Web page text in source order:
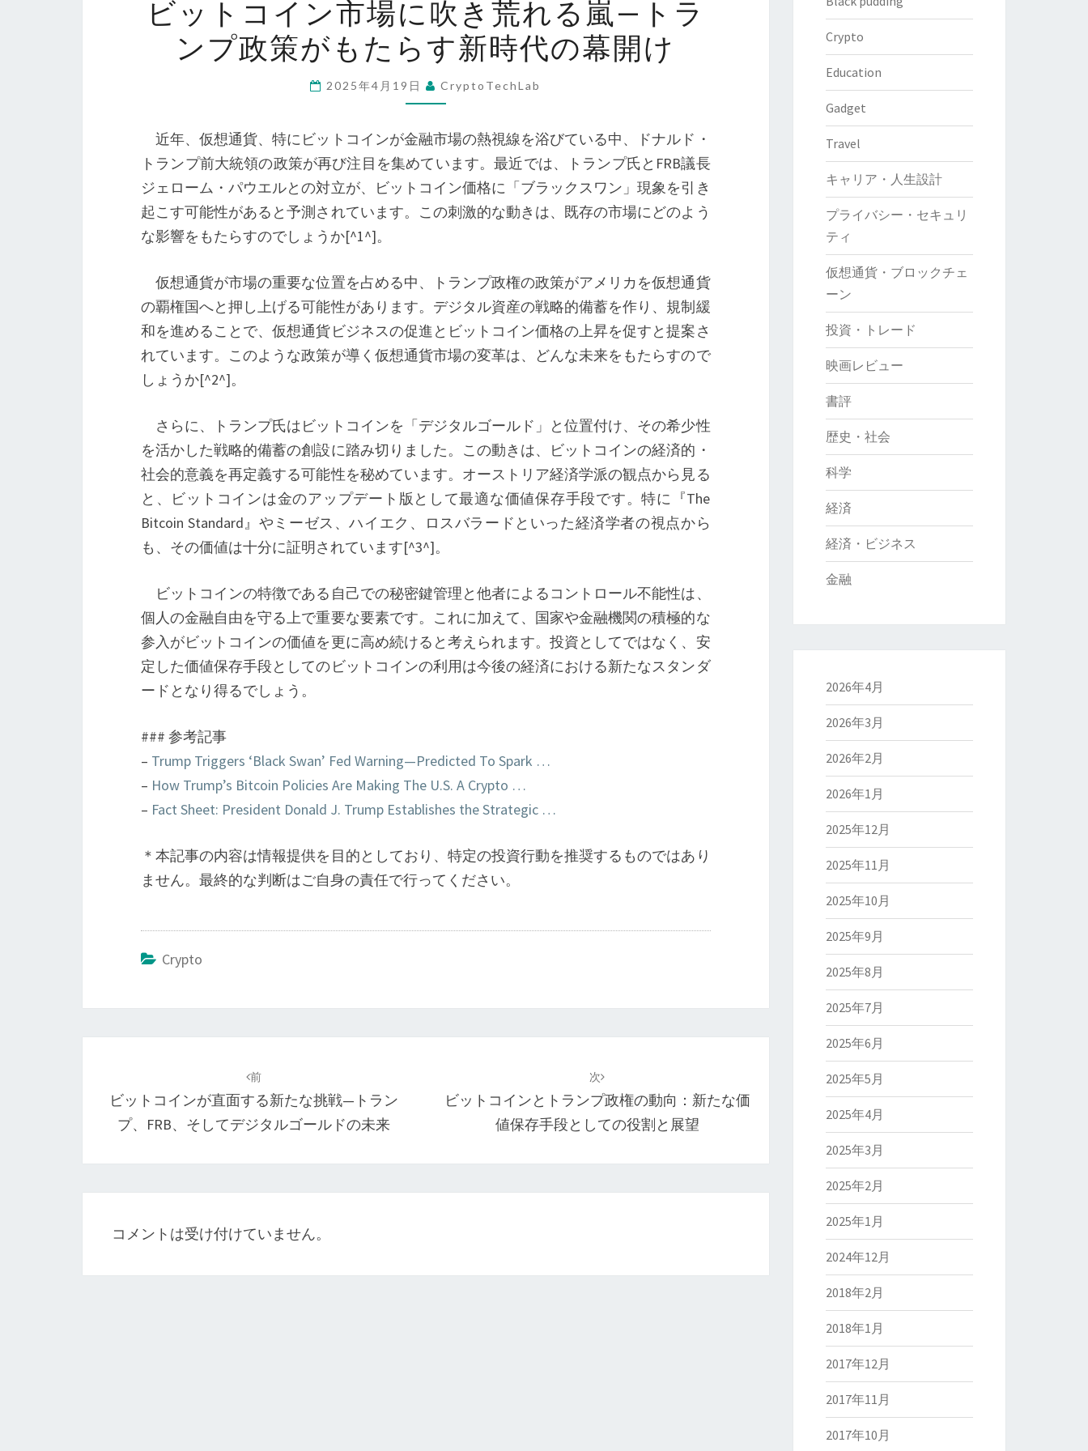
ッ
ト
コ
イ
市
場
に
吹
れ
る
嵐
—
ン
プ
政
策
が
も
ら
す
新
時
開
け
ビットコイン市場に吹き荒れる嵐—トラ
ンプ政策がもたらす新時代の幕開け
2025年4月19日 CryptoTechLab
近年、仮想通貨、特にビットコインが金融市場の熱視線を浴びている中、ドナルド・
トランプ前大統領の政策が再び注目を集めています。最近では、トランプ氏とFRB議長
ジェローム・パウエルとの対立が、ビットコイン価格に「ブラックスワン」現象を引き
起こす可能性があると予測されています。この刺激的な動きは、既存の市場にどのよう
な影響をもたらすのでしょうか[^1^]。
仮想通貨が市場の重要な位置を占める中、トランプ政権の政策がアメリカを仮想通貨
の覇権国へと押し上げる可能性があります。デジタル資産の戦略的備蓄を作り、規制緩
和を進めることで、仮想通貨ビジネスの促進とビットコイン価格の上昇を促すと提案さ
れています。このような政策が導く仮想通貨市場の変革は、どんな未来をもたらすので
しょうか[^2^]。
さらに、トランプ氏はビットコインを「デジタルゴールド」と位置付け、その希少性
を活かした戦略的備蓄の創設に踏み切りました。この動きは、ビットコインの経済的・
社会的意義を再定義する可能性を秘めています。オーストリア経済学派の観点から見る
と、ビットコインは金のアップデート版として最適な価値保存手段です。特に『The
Bitcoin Standard』やミーゼス、ハイエク、ロスバラードといった経済学者の視点から
も、その価値は十分に証明されています[^3^]。
ビットコインの特徴である自己での秘密鍵管理と他者によるコントロール不能性は、
個人の金融自由を守る上で重要な要素です。これに加えて、国家や金融機関の積極的な
参入がビットコインの価値を更に高め続けると考えられます。投資としてではなく、安
定した価値保存手段としてのビットコインの利用は今後の経済における新たなスタンダ
ードとなり得るでしょう。
### 参考記事
– Trump Triggers ‘Black Swan’ Fed Warning—Predicted To Spark …
– How Trump’s Bitcoin Policies Are Making The U.S. A Crypto …
– Fact Sheet: President Donald J. Trump Establishes the Strategic …
＊本記事の内容は情報提供を目的としており、特定の投資行動を推奨するものではあり
ません。最終的な判断はご自身の責任で行ってください。
Crypto
ゲ
ー
ン
前
ビットコインが直面する新たな挑戦—トラン
プ、FRB、そしてデジタルゴールドの未来
次
ビットコインとトランプ政権の動向：新たな価
値保存手段としての役割と展望
コメントは受け付けていません。
Crypto
Education
Gadget
Travel
キャリア・人生設計
プライバシー・セキュリ
ティ
仮想通貨・ブロックチェ
ーン
投資・トレード
映画レビュー
書評
歴史・社会
科学
経済
経済・ビジネス
金融
2026年4月
2026年3月
2026年2月
2026年1月
2025年12月
2025年11月
2025年10月
2025年9月
2025年8月
2025年7月
2025年6月
2025年5月
2025年4月
2025年3月
2025年2月
2025年1月
2024年12月
2018年2月
2018年1月
2017年12月
2017年11月
2017年10月